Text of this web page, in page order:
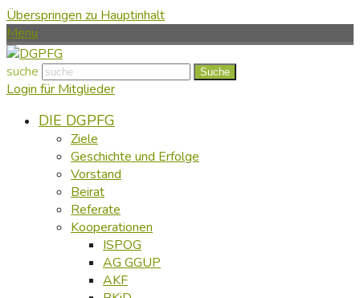
Überspringen zu Hauptinhalt
Menu
suche Suche
Login für Mitglieder
DIE DGPFG
Ziele
Geschichte und Erfolge
Vorstand
Beirat
Referate
Kooperationen
ISPOG
AG GGUP
AKF